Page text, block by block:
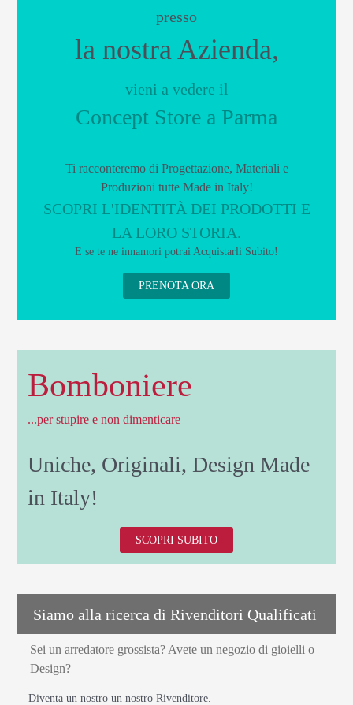
presso
la nostra Azienda,
vieni a vedere il
Concept Store a Parma
Ti racconteremo di Progettazione, Materiali e
Produzioni tutte Made in Italy!
SCOPRI L'IDENTITÀ DEI PRODOTTI E
LA LORO STORIA.
E se te ne innamori potrai Acquistarli Subito!
PRENOTA ORA
Bomboniere
...per stupire e non dimenticare
Uniche, Originali, Design Made
in Italy!
SCOPRI SUBITO
Siamo alla ricerca di Rivenditori Qualificati
Sei un arredatore grossista? Avete un negozio di gioielli o
Design?
Diventa un nostro un nostro Rivenditore.